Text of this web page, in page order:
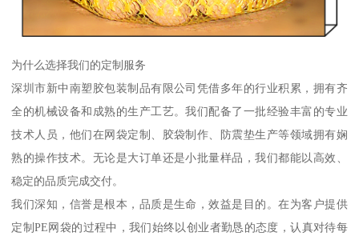
为什么选择我们的定制服务
深圳市新中南塑胶包装制品有限公司凭借多年的行业积累，拥有齐
全的机械设备和成熟的生产工艺。我们配备了一批经验丰富的专业
技术人员，他们在网袋定制、胶袋制作、防震垫生产等领域拥有娴
熟的操作技术。无论是大订单还是小批量样品，我们都能以高效、
稳定的品质完成交付。
我们深知，信誉是根本，品质是生命，效益是目的。在为客户提供
定制PE网袋的过程中，我们始终以创业者勤恳的态度，认真对待每